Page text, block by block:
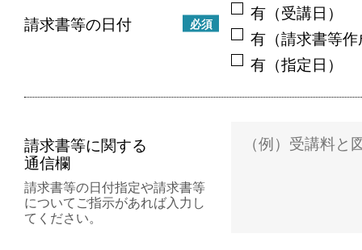
請求書等の日付 必須
有（受講日）
有（請求書等
有（指定日）
請求書等に関する
通信欄
請求書等の日付指定や請求書等
についてご指示があれば入力し
てください。